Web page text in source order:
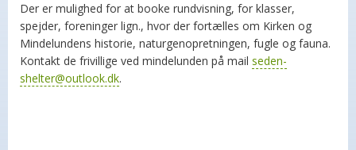
Der er mulighed for at booke rundvisning, for klasser,
spejder, foreninger lign., hvor der fortælles om Kirken og
Mindelundens historie, naturgenopretningen, fugle og fauna.
Kontakt de frivillige ved mindelunden på mail seden-
shelter@outlook.dk.